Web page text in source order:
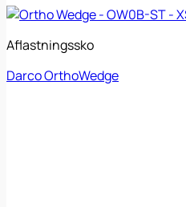
Aflastningssko
Darco OrthoWedge